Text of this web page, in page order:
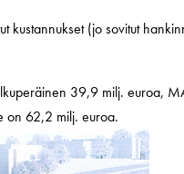
kustannukset (jo sovitut
39,9 milj. euroa,
on 62,2 milj. euroa.